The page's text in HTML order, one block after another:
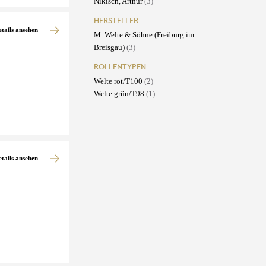
ansehen
ansehen
HERSTELLER
M. Welte & Söhne (Freiburg im
Breisgau) (3)
ROLLENTYPEN
Welte rot/T100 (2)
Welte grün/T98 (1)